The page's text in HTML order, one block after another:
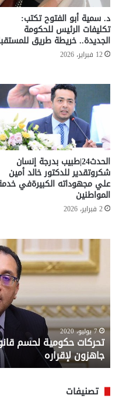
د. سمية أبو الفتوح تكتب:
تكليفات الرئيس للحكومة
الجديدة.. خريطة طريق
12 فبراير، 2026
الحدث24|طبيب بدرجة إنسان
شكروتقدير للدكتور خالد أمين
علي مجهوداته الكبيرةفي
المواطنين
2 فبراير، 2026
تحركات
حكومية
لحسم
قانون
القديم..والبرلمان:
جاهزون
لإقراره
7 يوليو، 2020
تحركات حكومية لحسم
جاهزون لإقراره
تصنيفات